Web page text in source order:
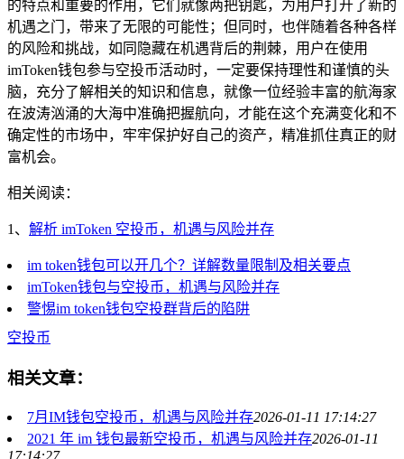
的特点和重要的作用，它们就像两把钥匙，为用户打开了新的
机遇之门，带来了无限的可能性；但同时，也伴随着各种各样
的风险和挑战，如同隐藏在机遇背后的荆棘，用户在使用
imToken钱包参与空投币活动时，一定要保持理性和谨慎的头
脑，充分了解相关的知识和信息，就像一位经验丰富的航海家
在波涛汹涌的大海中准确把握航向，才能在这个充满变化和不
确定性的市场中，牢牢保护好自己的资产，精准抓住真正的财
富机会。
相关阅读：
1、 解析 imToken 空投币，机遇与风险并存
im token钱包可以开几个？详解数量限制及相关要点
imToken钱包与空投币，机遇与风险并存
警惕im token钱包空投群背后的陷阱
空投币
相关文章：
7月IM钱包空投币，机遇与风险并存2026-01-11 17:14:27
2021 年 im 钱包最新空投币，机遇与风险并存2026-01-11